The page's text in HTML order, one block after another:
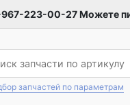
223-00-27 Можете
запчастей по параметрам